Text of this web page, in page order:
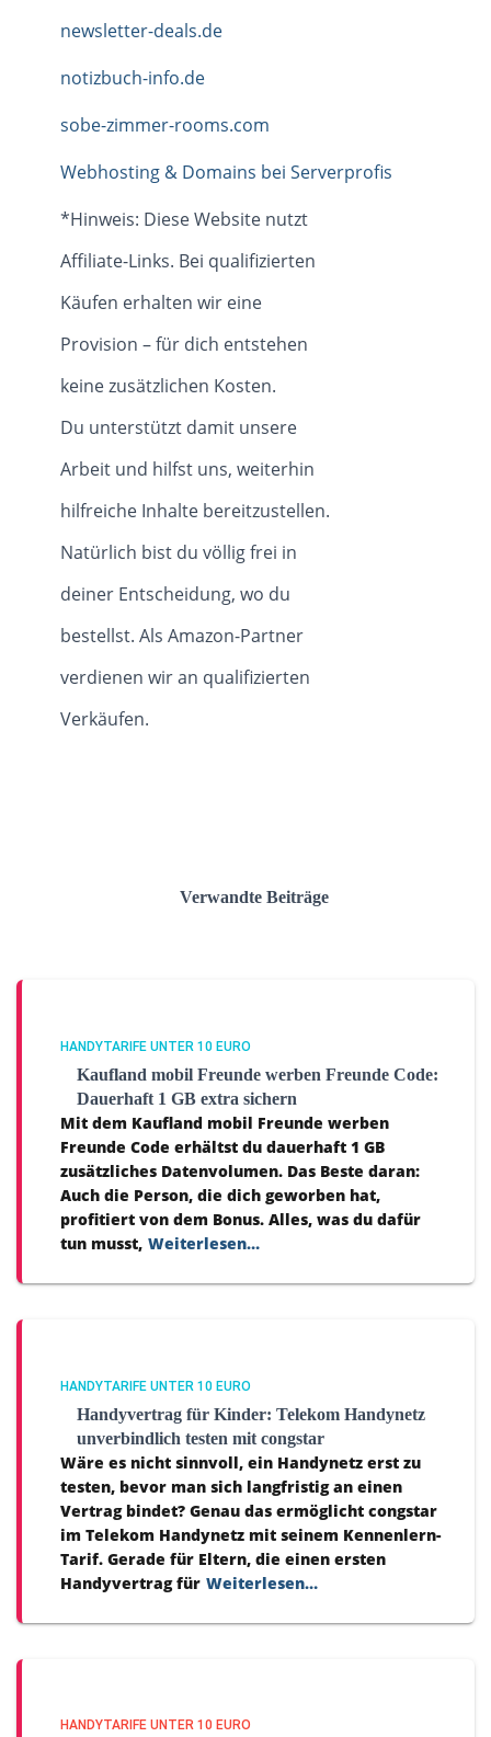
newsletter-deals.de
notizbuch-info.de
sobe-zimmer-rooms.com
Webhosting & Domains bei Serverprofis
*Hinweis: Diese Website nutzt
Affiliate-Links. Bei qualifizierten
Käufen erhalten wir eine
Provision – für dich entstehen
keine zusätzlichen Kosten.
Du unterstützt damit unsere
Arbeit und hilfst uns, weiterhin
hilfreiche Inhalte bereitzustellen.
Natürlich bist du völlig frei in
deiner Entscheidung, wo du
bestellst. Als Amazon-Partner
verdienen wir an qualifizierten
Verkäufen.
Verwandte Beiträge
HANDYTARIFE UNTER 10 EURO
Kaufland mobil Freunde werben Freunde Code:
Dauerhaft 1 GB extra sichern
Mit dem Kaufland mobil Freunde werben
Freunde Code erhältst du dauerhaft 1 GB
zusätzliches Datenvolumen. Das Beste daran:
Auch die Person, die dich geworben hat,
profitiert von dem Bonus. Alles, was du dafür
tun musst, Weiterlesen…
HANDYTARIFE UNTER 10 EURO
Handyvertrag für Kinder: Telekom Handynetz
unverbindlich testen mit congstar
Wäre es nicht sinnvoll, ein Handynetz erst zu
testen, bevor man sich langfristig an einen
Vertrag bindet? Genau das ermöglicht congstar
im Telekom Handynetz mit seinem Kennenlern-
Tarif. Gerade für Eltern, die einen ersten
Handyvertrag für Weiterlesen…
HANDYTARIFE UNTER 10 EURO